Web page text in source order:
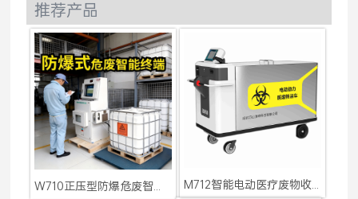
推荐产品
M712智能电动医疗废物收集